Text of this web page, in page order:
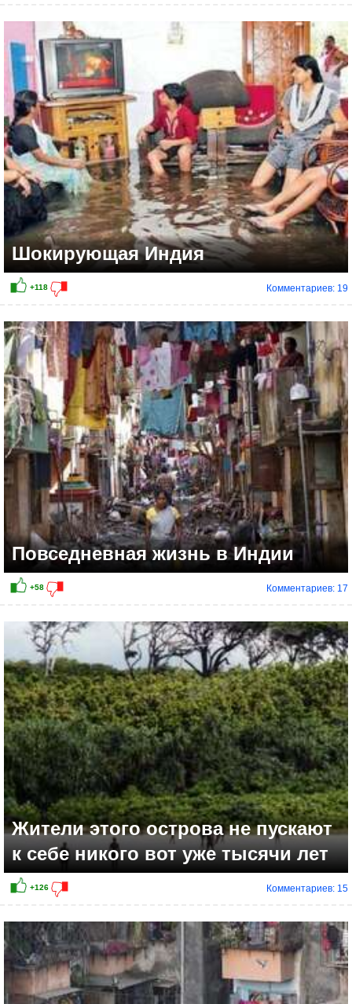
+79
+48
Шокирующая Индия
Комментариев: 19
Повседневная жизнь в Индии
Комментариев: 17
Жители этого острова не пускают
к себе никого вот уже тысячи лет
Комментариев: 15